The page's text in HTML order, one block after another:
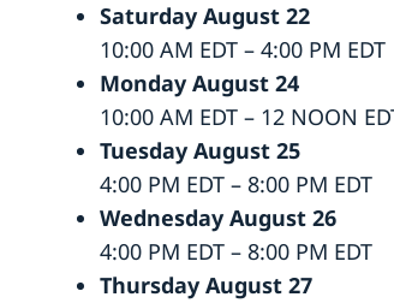
Saturday August 22
10:00 AM EDT – 4:00 PM EDT
Monday August 24
10:00 AM EDT – 12 NOON
Tuesday August 25
4:00 PM EDT – 8:00 PM EDT
Wednesday August 26
4:00 PM EDT – 8:00 PM EDT
Thursday August 27